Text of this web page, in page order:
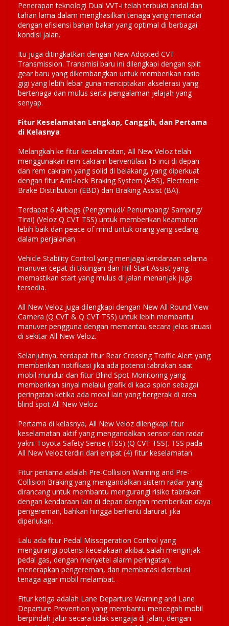
Penerapan teknologi Dual VVT-i telah terbukti andal dan
tahan lama dalam menghasilkan tenaga yang memadai
dengan efisiensi bahan bakar yang optimal di berbagai
kondisi jalan.
Itu juga ditingkatkan dengan New Adopted CVT
Transmission. Transmisi baru ini dilengkapi dengan split
gear baru yang dikembangkan untuk memberikan rasio
gigi yang lebih lebar guna menciptakan akselerasi yang
bertenaga dan mulus serta pengalaman jelajah yang
senyap.
Fitur Keselamatan Lengkap, Canggih, dan Pertama
di Kelasnya
Melangkah ke fitur keselamatan, All New Veloz telah
menggunakan rem cakram berventilasi 15 inci di depan
dan rem cakram yang solid di belakang, yang diperkuat
dengan fitur Anti-lock Braking System (ABS), Electronic
Brake Distribution (EBD) dan Braking Assist (BA).
Terdapat 6 Airbags (Pengemudi/ Penumpang/ Samping/
Tirai) (Veloz Q CVT TSS) untuk memberikan keamanan
lebih baik dan peace of mind untuk orang yang sedang
dalam perjalanan.
Vehicle Stability Control yang menjaga kendaraan selama
manuver cepat di tikungan dan Hill Start Assist yang
memastikan start yang mulus di jalan menanjak juga
tersedia.
All New Veloz juga dilengkapi dengan New All Round View
Camera (Q CVT & Q CVT TSS) untuk lebih membantu
manuver pengguna dengan memantau secara jelas situasi
di sekitar All New Veloz.
Selanjutnya, terdapat fitur Rear Crossing Traffic Alert yang
memberikan notifikasi jika ada potensi tabrakan saat
mobil mundur dan fitur Blind Spot Monitoring yang
memberikan sinyal melalui grafik di kaca spion sebagai
peringatan ketika ada mobil lain yang bergerak di area
blind spot All New Veloz.
Pertama di kelasnya, All New Veloz dilengkapi fitur
keselamatan aktif yang mengandalkan sensor dan radar
yakni Toyota Safety Sense (TSS) (Q CVT TSS). TSS pada
All New Veloz terdiri dari empat (4) fitur keselamatan.
Fitur pertama adalah Pre-Collision Warning and Pre-
Collision Braking yang mengandalkan sistem radar yang
dirancang untuk membantu mengurangi risiko tabrakan
dengan kendaraan lain di depan dengan memberikan daya
pengereman, bahkan hingga berhenti darurat jika
diperlukan.
Lalu ada fitur Pedal Missoperation Control yang
mengurangi potensi kecelakaan akibat salah menginjak
pedal gas, dengan menyetel alarm peringatan,
menerapkan pengereman, dan membatasi distribusi
tenaga agar mobil melambat.
Fitur ketiga adalah Lane Departure Warning and Lane
Departure Prevention yang membantu mencegah mobil
berpindah jalur secara tidak sengaja di jalan, dengan